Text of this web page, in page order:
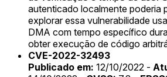
autenticado localmente poderia
explorar essa vulnerabilidade
DMA com tempo específico
obter execução de código
CVE-2022-32493
Publicado em: 12/10/2022 -